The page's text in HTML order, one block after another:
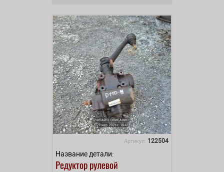
Артикул: 122504
Название детали:
Редуктор рулевой